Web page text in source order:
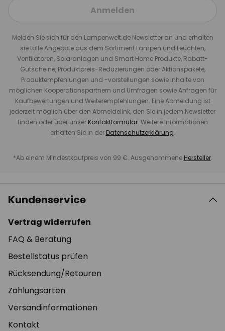
Anmelden
Melden Sie sich für den Lampenwelt.de Newsletter an und erhalten
sie tolle Angebote aus dem Sortiment Lampen und Leuchten,
Ventilatoren, Solaranlagen und Smart Home Produkte, Rabatt-
Gutscheine, Produktpreis-Reduzierungen oder Aktionspakete,
Produktempfehlungen und -vorstellungen sowie Inhalte von
möglichen Kooperationspartnern und Umfragen sowie Anfragen für
Kaufbewertungen und Weiterempfehlungen. Eine Abmeldung ist
jederzeit möglich über den Abmeldelink, den Sie in jedem Newsletter
finden oder über unser Kontaktformular. Weitere Informationen
erhalten Sie in der Datenschutzerklärung.
*Ab einem Mindestkaufpreis von 99 €. Ausgenommene Hersteller.
Kundenservice
Vertrag widerrufen
FAQ & Beratung
Bestellstatus prüfen
Rücksendung/Retouren
Zahlungsarten
Versandinformationen
Kontakt